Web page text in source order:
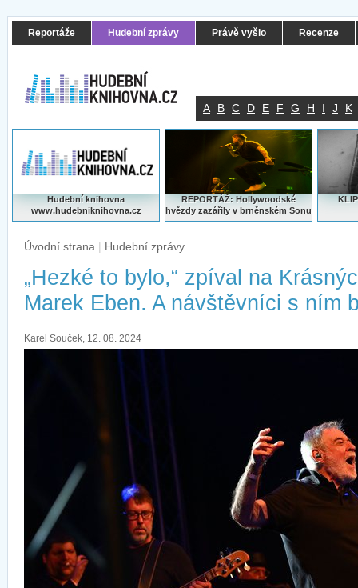
Reportáže Hudební zprávy Právě vyšlo Recenze
A B C D E F G H I J K
Hudební knihovna
www.hudebniknihovna.cz
REPORTÁŽ: Hollywoodské
hvězdy zazářily v brněnském Sonu
Úvodní strana | Hudební zprávy
„Hezké to bylo,“ zpíval na
Marek Eben. A návštěvníci s ním
Karel Souček, 12. 08. 2024